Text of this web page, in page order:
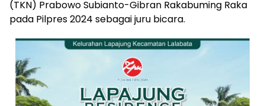
(TKN) Prabowo Subianto-Gibran Rakabuming Raka
pada Pilpres 2024 sebagai juru bicara.